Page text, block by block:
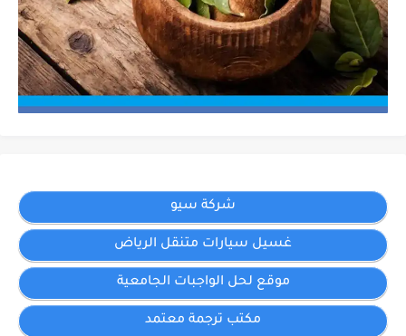
شركة سيو
غسيل سيارات متنقل الرياض
موقع لحل الواجبات الجامعية
مكتب ترجمة معتمد